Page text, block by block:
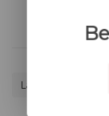
Laagste prijs